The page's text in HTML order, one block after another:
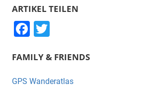
ARTIKEL TEILEN
F
c
e
tt
er
FAMILY & FRIENDS
GPS Wanderatlas